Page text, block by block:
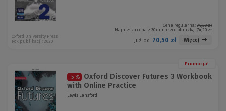
Cena regularna: 74,20 zł
Najniższa cena z 30 dni przed obniżką: 74,20 zł
Już od: 70,50 zł Więcej
Oxford University Press
Rok publikacji: 2020
Promocja!
-5 %
Oxford Discover Futures 3 Workbook
with Online Practice
Lewis Lansford